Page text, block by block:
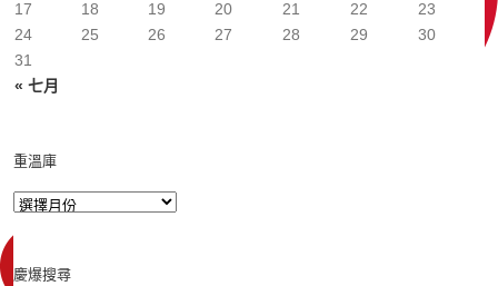
« 七月
17
18 19 20 21 22
23
24
25 26 27 28 29
30
31
重溫庫
慶爆搜尋